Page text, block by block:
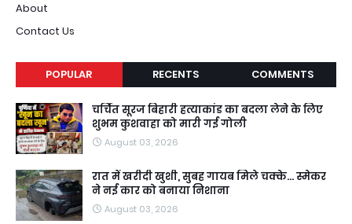
About
Contact Us
POPULAR RECENTS COMMENTS
चर्चित सूरज बिहारी हत्याकांड का बदला लेने के लिए
शुभम कुशवाहा को मारी गई गोली
August 03, 2026
रात में खरीदी खुशी, सुबह गायब मिले चक्के... स्मेकर
ने नई कार को बनाया निशाना
August 03, 2026